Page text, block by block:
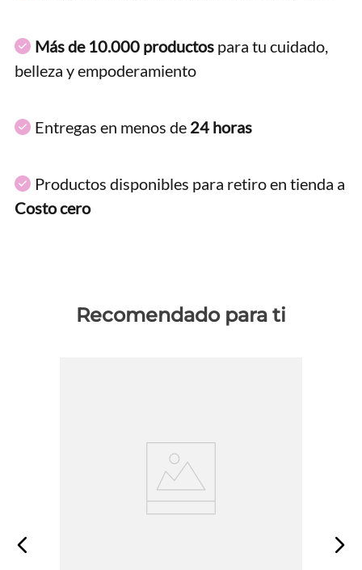
Más de 10.000 productos para tu cuidado,
belleza y empoderamiento
Entregas en menos de 24 horas
Productos disponibles para retiro en tienda a
Costo cero
Recomendado para ti